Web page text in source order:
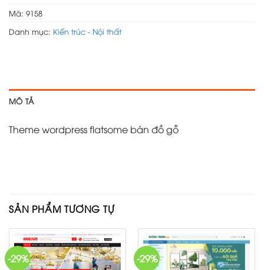
Mã: 9158
Danh mục: Kiến trúc - Nội thất
MÔ TẢ
Theme wordpress flatsome bán đồ gỗ
SẢN PHẨM TƯƠNG TỰ
-29% -29%